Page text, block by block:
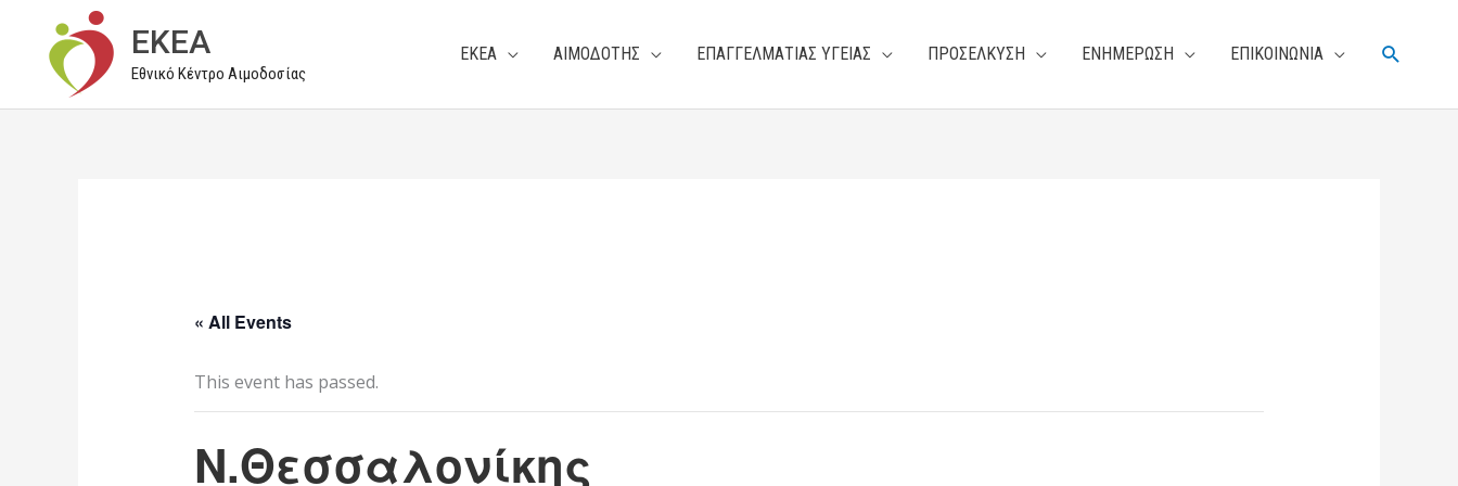
περιεχόμενο
EKEA
Εθνικό Κέντρο Αιμοδοσίας
ΕΚΕΑ ΑΙΜΟΔΟΤΗΣ ΕΠΑΓΓΕΛΜΑΤΙΑΣ ΥΓΕΙΑΣ ΠΡΟΣΕΛΚΥΣΗ ΕΝΗΜΕΡΩΣΗ ΕΠΙΚΟΙΝΩΝΙΑ
« All Events
This event has passed.
Ν.Θεσσαλονίκης